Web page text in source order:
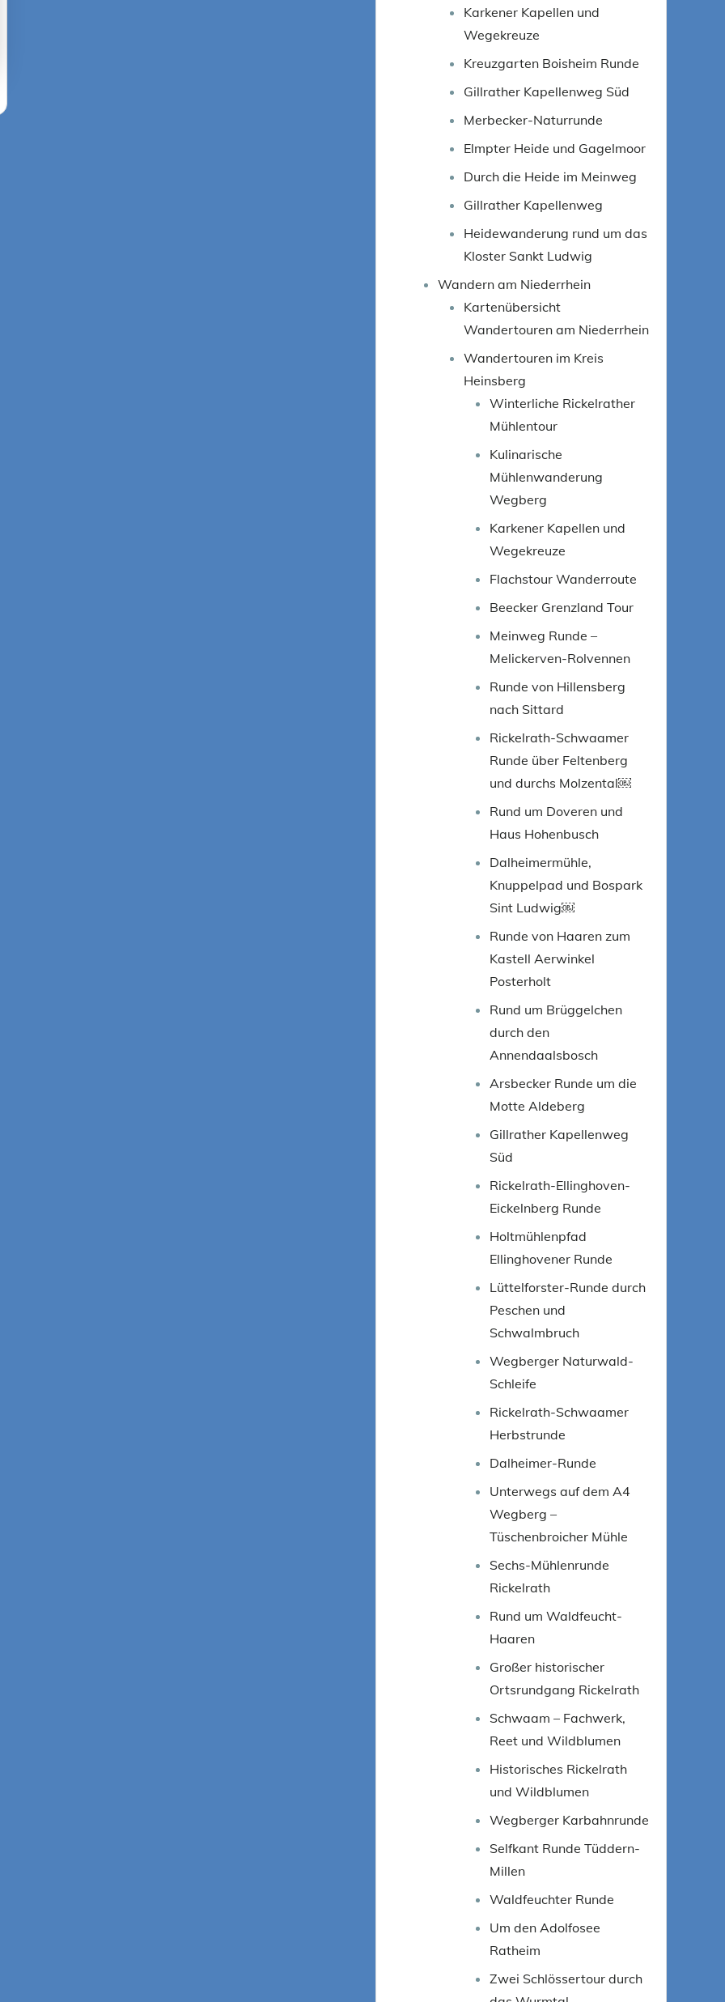
Karkener Kapellen und
Wegekreuze
Kreuzgarten Boisheim Runde
Gillrather Kapellenweg Süd
Merbecker-Naturrunde
Elmpter Heide und Gagelmoor
Durch die Heide im Meinweg
Gillrather Kapellenweg
Heidewanderung rund um das
Kloster Sankt Ludwig
Wandern am Niederrhein
Kartenübersicht
Wandertouren am Niederrhein
Wandertouren im Kreis
Heinsberg
Winterliche Rickelrather
Mühlentour
Kulinarische
Mühlenwanderung
Wegberg
Karkener Kapellen und
Wegekreuze
Flachstour Wanderroute
Beecker Grenzland Tour
Meinweg Runde –
Melickerven-Rolvennen
Runde von Hillensberg
nach Sittard
Rickelrath-Schwaamer
Runde über Feltenberg
und durchs Molzental￼
Rund um Doveren und
Haus Hohenbusch
Dalheimermühle,
Knuppelpad und Bospark
Sint Ludwig￼
Runde von Haaren zum
Kastell Aerwinkel
Posterholt
Rund um Brüggelchen
durch den
Annendaalsbosch
Arsbecker Runde um die
Motte Aldeberg
Gillrather Kapellenweg
Süd
Rickelrath-Ellinghoven-
Eickelnberg Runde
Holtmühlenpfad
Ellinghovener Runde
Lüttelforster-Runde durch
Peschen und
Schwalmbruch
Wegberger Naturwald-
Schleife
Rickelrath-Schwaamer
Herbstrunde
Dalheimer-Runde
Unterwegs auf dem A4
Wegberg –
Tüschenbroicher Mühle
Sechs-Mühlenrunde
Rickelrath
Rund um Waldfeucht-
Haaren
Großer historischer
Ortsrundgang Rickelrath
Schwaam – Fachwerk,
Reet und Wildblumen
Historisches Rickelrath
und Wildblumen
Wegberger Karbahnrunde
Selfkant Runde Tüddern-
Millen
Waldfeuchter Runde
Um den Adolfosee
Ratheim
Zwei Schlössertour durch